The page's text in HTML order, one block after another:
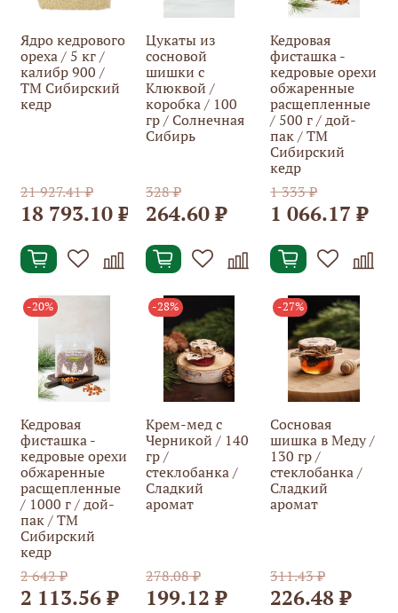
Ядро кедрового
ореха / 5 кг /
калибр 900 /
ТМ Сибирский
кедр
21 927.41 ₽
18 793.10 ₽
Цукаты из
сосновой
шишки с
Клюквой /
коробка / 100
гр / Солнечная
Сибирь
328 ₽
264.60 ₽
Кедровая
фисташка -
кедровые орехи
обжаренные
расщепленные
/ 500 г / дой-
пак / ТМ
Сибирский
кедр
1 333 ₽
1 066.17 ₽
-20%
Кедровая
фисташка -
кедровые орехи
обжаренные
расщепленные
/ 1000 г / дой-
пак / ТМ
Сибирский
кедр
2 642 ₽
2 113.56 ₽
-28%
Крем-мед с
Черникой / 140
гр /
стеклобанка /
Сладкий
аромат
278.08 ₽
199.12 ₽
-27%
Сосновая
шишка в Меду /
130 гр /
стеклобанка /
Сладкий
аромат
311.43 ₽
226.48 ₽